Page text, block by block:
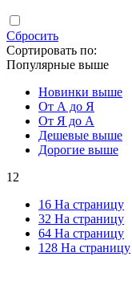
Сбросить
Сортировать по:
Популярные выше
Новинки выше
От А до Я
От Я до А
Дешевые выше
Дорогие выше
12
16 На страницу
32 На страницу
64 На страницу
128 На страницу